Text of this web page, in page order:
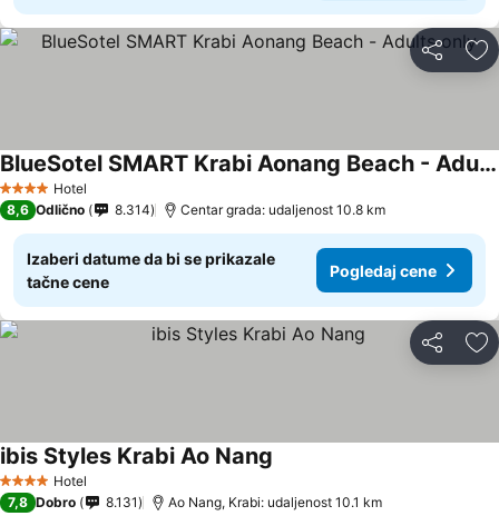
Deli
4 ZvezdiceHotel
BlueSotel SMART Krabi Aonang Beach - Adults only
8,6 Odlično 8.314 Centar grada: udaljenost 10.8 km
Izaberi datume da bi se prikazale
tačne cene
Pogledaj cene
Deli
4 ZvezdiceHotel
ibis Styles Krabi Ao Nang
7,8 Dobro 8.131 Ao Nang, Krabi: udaljenost 10.1 km